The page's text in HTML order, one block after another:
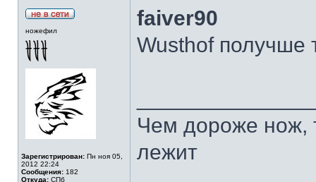
ножефил
Зарегистрирован: Пн ноя 05,
2012 22:24
Сообщения: 182
Откуда: СПб
faiver90
Wusthof получше
Чем дороже нож,
лежит